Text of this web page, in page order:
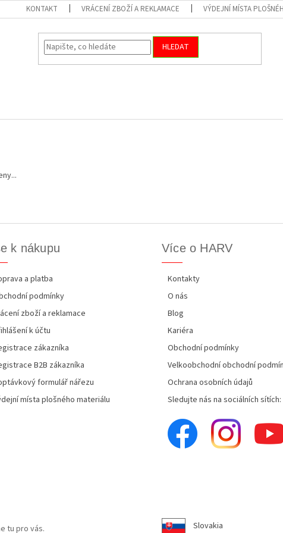
KONTAKT VRÁCENÍ ZBOŽÍ A REKLAMACE VÝDEJNÍ MÍSTA
HLEDAT
k nákupu
a platba
podmínky
zboží a reklamace
k účtu
zákazníka
B2B zákazníka
formulář nářezu
místa plošného materiálu
Více o HARV
Kontakty
O nás
Blog
Kariéra
Obchodní podmínky
Velkoobchodní obchodní
Ochrana osobních údajů
Sledujte nás na sociálních sítích:
tu pro vás. Slovakia